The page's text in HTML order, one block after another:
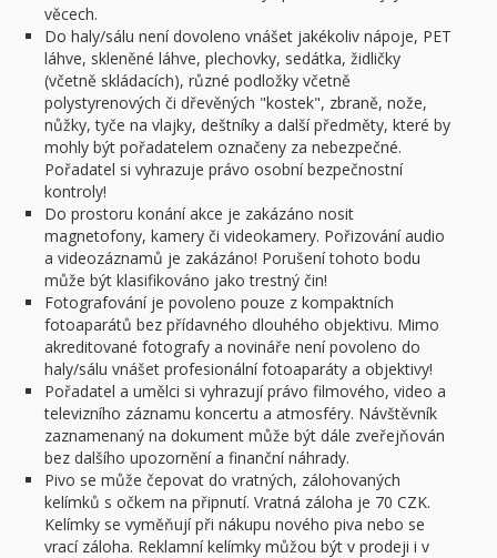
věcech.
Do haly/sálu není dovoleno vnášet jakékoliv nápoje, PET
láhve, skleněné láhve, plechovky, sedátka, židličky
(včetně skládacích), různé podložky včetně
polystyrenových či dřevěných "kostek", zbraně, nože,
nůžky, tyče na vlajky, deštníky a další předměty, které by
mohly být pořadatelem označeny za nebezpečné.
Pořadatel si vyhrazuje právo osobní bezpečnostní
kontroly!
Do prostoru konání akce je zakázáno nosit
magnetofony, kamery či videokamery. Pořizování audio
a videozáznamů je zakázáno! Porušení tohoto bodu
může být klasifikováno jako trestný čin!
Fotografování je povoleno pouze z kompaktních
fotoaparátů bez přídavného dlouhého objektivu. Mimo
akreditované fotografy a novináře není povoleno do
haly/sálu vnášet profesionální fotoaparáty a objektivy!
Pořadatel a umělci si vyhrazují právo filmového, video a
televizního záznamu koncertu a atmosféry. Návštěvník
zaznamenaný na dokument může být dále zveřejňován
bez dalšího upozornění a finanční náhrady.
Pivo se může čepovat do vratných, zálohovaných
kelímků s očkem na připnutí. Vratná záloha je 70 CZK.
Kelímky se vyměňují při nákupu nového piva nebo se
vrací záloha. Reklamní kelímky můžou být v prodeji i v